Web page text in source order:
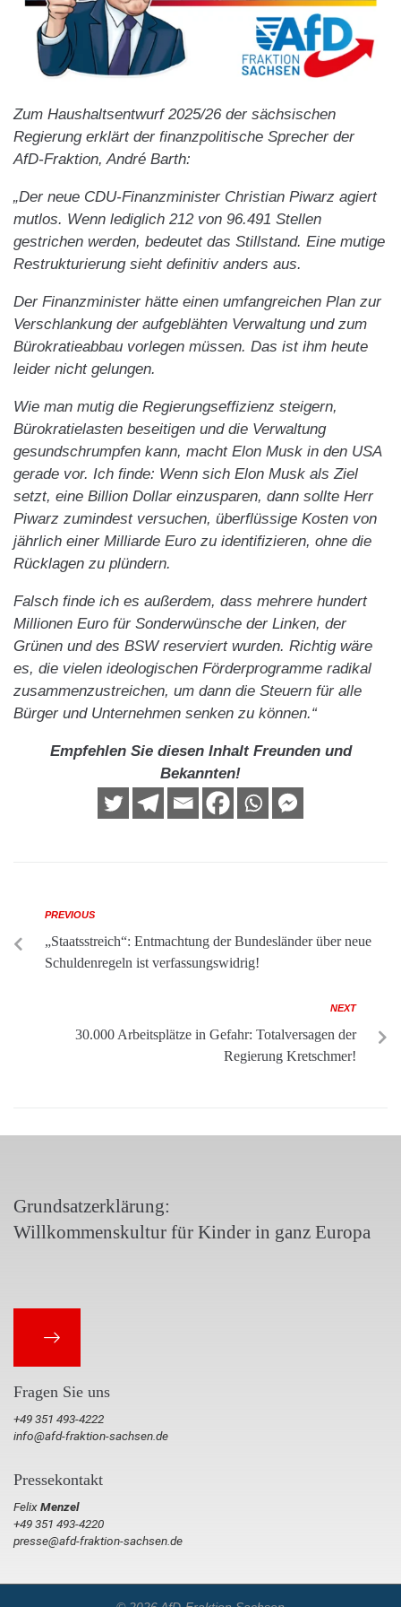
Zum Haushaltsentwurf 2025/26 der sächsischen
Regierung erklärt der finanzpolitische Sprecher der
AfD-Fraktion, André Barth:
„Der neue CDU-Finanzminister Christian Piwarz agiert
mutlos. Wenn lediglich 212 von 96.491 Stellen
gestrichen werden, bedeutet das Stillstand. Eine mutige
Restrukturierung sieht definitiv anders aus.
Der Finanzminister hätte einen umfangreichen Plan zur
Verschlankung der aufgeblähten Verwaltung und zum
Bürokratieabbau vorlegen müssen. Das ist ihm heute
leider nicht gelungen.
Wie man mutig die Regierungseffizienz steigern,
Bürokratielasten beseitigen und die Verwaltung
gesundschrumpfen kann, macht Elon Musk in den USA
gerade vor. Ich finde: Wenn sich Elon Musk als Ziel
setzt, eine Billion Dollar einzusparen, dann sollte Herr
Piwarz zumindest versuchen, überflüssige Kosten von
jährlich einer Milliarde Euro zu identifizieren, ohne die
Rücklagen zu plündern.
Falsch finde ich es außerdem, dass mehrere hundert
Millionen Euro für Sonderwünsche der Linken, der
Grünen und des BSW reserviert wurden. Richtig wäre
es, die vielen ideologischen Förderprogramme radikal
zusammenzustreichen, um dann die Steuern für alle
Bürger und Unternehmen senken zu können.“
Empfehlen Sie diesen Inhalt Freunden und
Bekannten!
PREVIOUS
„Staatsstreich“: Entmachtung der Bundesländer über neue
Schuldenregeln ist verfassungswidrig!
NEXT
30.000 Arbeitsplätze in Gefahr: Totalversagen der
Regierung Kretschmer!
Grundsatzerklärung:
Willkommenskultur für Kinder in ganz Europa
Fragen Sie uns
+49 351 493-4222
info@afd-fraktion-sachsen.de
Pressekontakt
FelixMenzel
+49 351 493-4220
presse@afd-fraktion-sachsen.de